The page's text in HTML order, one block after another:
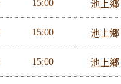
15:00 池上鄉
15:00 池上鄉
15:00 池上鄉